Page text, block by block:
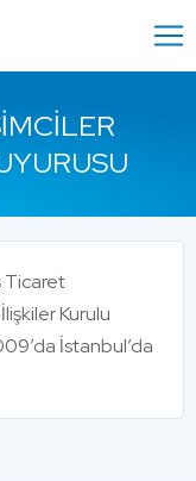
Ticaret
Kurulu
İstanbul’da